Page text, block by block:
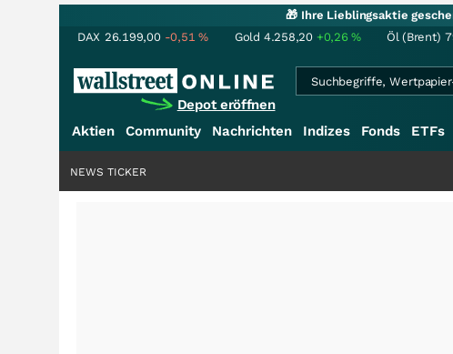
🎁 Ihre Lieblingsaktie
DAX 26.199,00 -0,51% Gold 4.258,20 +0,26% Öl (Brent)
Depot eröffnen
Aktien Community Nachrichten Indizes Fonds ETFs
NEWS TICKER